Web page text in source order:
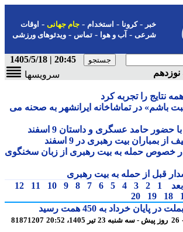
-کرونا-استخدام- جام جهانی-اوقات
شرعی-آب و هوا-تماس-ویدئوهای ورزشی
20:45 | 1405/5/18
سرویسها
نتایج را تجربه کرد
در تماشاخانه ایرانشهر به صحنه می
حامد عسگری و داستان 9 اسفند
بیت رهبری در 9 اسفند
خصوص حمله به بیت رهبری از زبان سخنگوی
قبل از حمله به بیت رهبری
1
2
3
4
5
6
7
8
9
10
11
12
19
20
خرداد به 450 همت رسید
81871207